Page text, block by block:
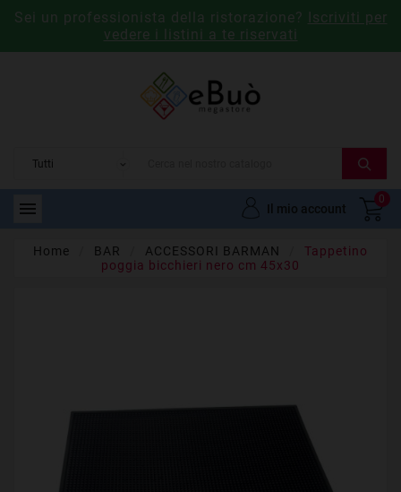
Sei un professionista della ristorazione? Iscriviti per
vedere i listini a te riservati
 Il mio account
0
Home BAR ACCESSORI BARMAN
Tappetino
poggia bicchieri nero cm 45x30